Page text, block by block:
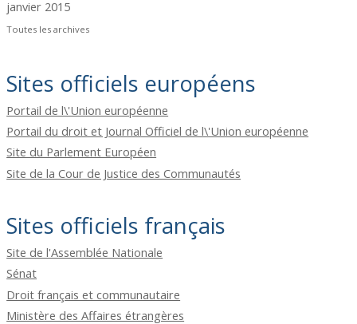
janvier 2015
Toutes les archives
Sites officiels européens
Portail de l\'Union européenne
Portail du droit et Journal Officiel de l\'Union européenne
Site du Parlement Européen
Site de la Cour de Justice des Communautés
Sites officiels français
Site de l'Assemblée Nationale
Sénat
Droit français et communautaire
Ministère des Affaires étrangères